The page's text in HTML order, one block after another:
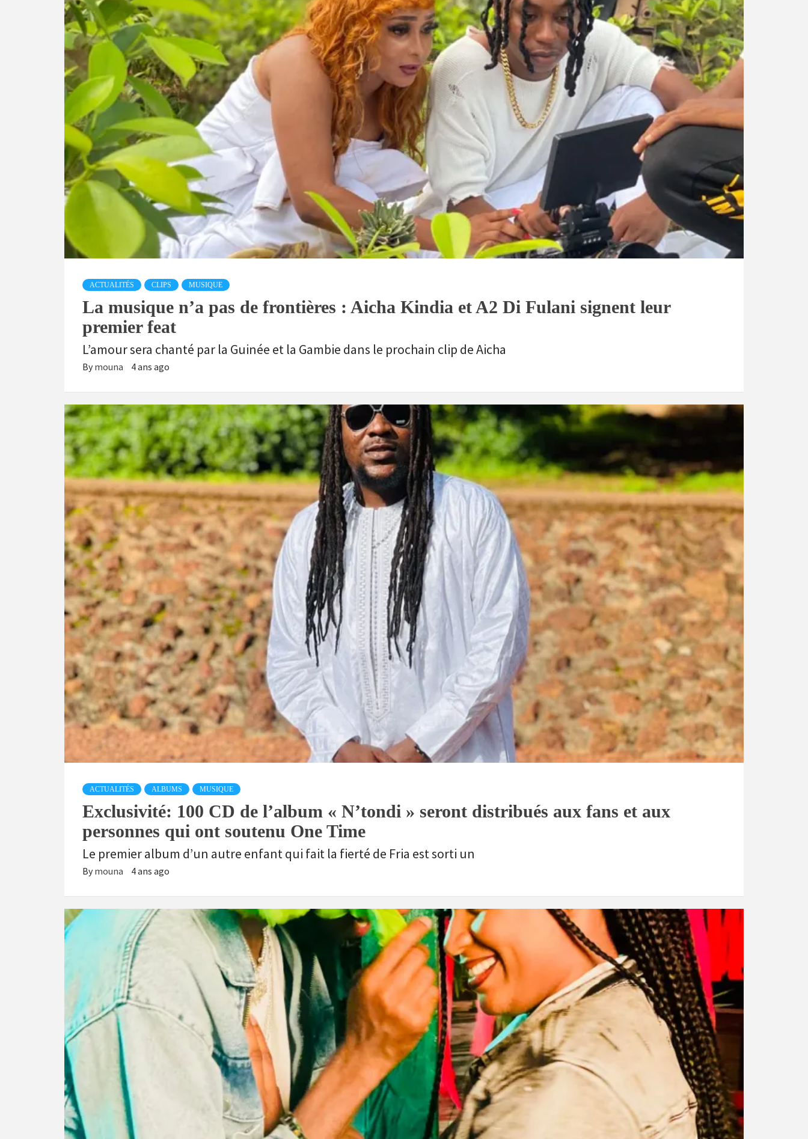
ACTUALITÉS CLIPS MUSIQUE
La musique n’a pas de frontières : Aicha Kindia et A2 Di Fulani signent leur
premier feat
L’amour sera chanté par la Guinée et la Gambie dans le prochain clip de Aicha
By mouna 4 ans ago
ACTUALITÉS ALBUMS MUSIQUE
Exclusivité: 100 CD de l’album « N’tondi » seront distribués aux fans et aux
personnes qui ont soutenu One Time
Le premier album d’un autre enfant qui fait la fierté de Fria est sorti un
By mouna 4 ans ago